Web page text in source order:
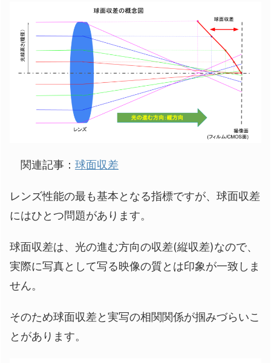
関連記事： 球面収差
レンズ性能の最も基本となる指標ですが、球面収差
にはひとつ問題があります。
球面収差は、光の進む方向の収差(縦収差)なので、
実際に写真として写る映像の質とは印象が一致しま
せん。
そのため球面収差と実写の相関関係が掴みづらいこ
とがあります。